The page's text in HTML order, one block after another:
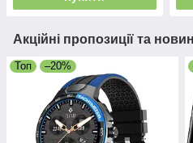
Акційні пропозиції та
Топ –20%